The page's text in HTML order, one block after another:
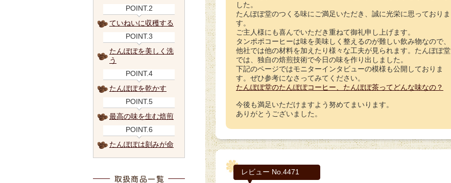
した。
たんぽぽ堂のつくる味にご満足いただき、誠に光栄に思っておりま
す。
ご主人様にも喜んでいただき重ねて御礼申し上げます。
タンポポコーヒーは味を美味しく整えるのが難しい飲み物なので、
他社では他の材料を加えたり様々な工夫が見られます。たんぽぽ堂
では、独自の焙煎技術で今日の味を作り出しました。
下記のページではモニターインタビューの模様も公開しておりま
す。ぜひ参考になさってみてください。
たんぽぽ堂のたんぽぽコーヒー、たんぽぽ茶ってどんな味なの？
今後も満足いただけますよう努めてまいります。
ありがとうございました。
レビュー No.4471
POINT.2
ていねいに収穫する
POINT.3
たんぽぽを美しく洗
う
POINT.4
たんぽぽを乾かす
POINT.5
最高の味を生む焙煎
POINT.6
たんぽぽは刻みが命